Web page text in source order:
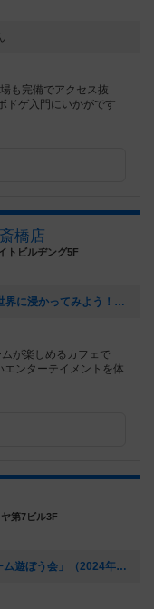
も完備でアクセス抜
ドゲ入門にいかがです
橋店
トビルヂング5F
[NEW] 【心斎橋店】じっくりボードゲームの世界に浸かってみよう！平日重ゲー会【テラフォーミング・マーズ】（2024年08月28日 13時22分）
が楽しめるカフェで
ンターテイメントを体
第7ビル3F
[NEW] 9/24(火)19時「トリックテイキングゲーム遊ぼう会」（2024年08月26日 17時22分）